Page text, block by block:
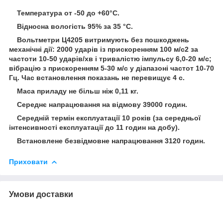
Температура от -50 до +60°С.
Відносна вологість 95% за 35 °C.
Вольтметри Ц4205 витримують без пошкоджень
механічні дії: 2000 ударів із прискоренням 100 м/с2 за
частоти 10-50 ударів/хв і тривалістю імпульсу 6,0-20 м/с;
вібрацію з прискоренням 5-30 м/с у діапазоні частот 10-70
Гц. Час встановлення показань не перевищує 4 с.
Маса приладу не більш ніж 0,11 кг.
Середнє напрацювання на відмову 39000 годин.
Середній термін експлуатації 10 років (за середньої
інтенсивності експлуатації до 11 годин на добу).
Встановлене безвідмовне напрацювання 3120 годин.
Приховати
Умови доставки